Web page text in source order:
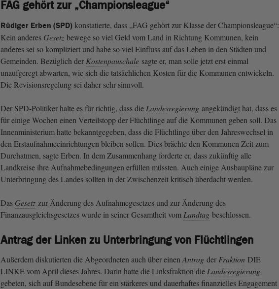
FAG gehört zur „Championsleague“
Rüdiger Erben (SPD) konstatierte, dass „FAG gehört zur Klasse der Championsleague“:
Kein anderes Gesetz bewege so viel Geld vom Land in Richtung Kommunen, kein
anderes sei so kompliziert und habe so viel Einfluss auf das Leben in den Städten und
Gemeinden. Bezüglich der Kostenpauschale sagte er, man solle jetzt erst einmal
unaufgeregt abwarten, wie sich die tatsächlichen Kosten für die Kommunen entwickeln.
Die Revisionsregelung sei daher sehr sinnvoll.
Der SPD-Politiker halte es für richtig, dass die Landesregierung angekündigt hat, dass es
für einige Wochen einen Verteilstopp der Flüchtlinge auf die Kommunen geben soll. Das
Innenministerium hatte bekanntgegeben, dass die Flüchtlinge über den Jahreswechsel in
den Erstaufnahmeeinrichtungen bleiben sollen. Dies brächte den Kommunen Zeit zum
Durchatmen, sagte Erben. In dem Zusammenhang forderte er, dass zukünftig alle
Landkreise ihre Aufnahmebedingungen erfüllen müssten. Auch einige Ausbaupläne zur
Unterbringung des Landes sollten in der Zwischenzeit kritisch überdacht werden.
Das Gesetz zur Änderung des Aufnahmegesetzes und zur Änderung des
Finanzausgleichsgesetzes wurde in seiner Gesamtheit vom Landtag beschlossen.
Antrag der Linken zu Unterbringung von Flüchtlingen
Außerdem diskutierten die Abgeordneten auch über einen Antrag der Fraktion DIE
LINKE vom April dieses Jahres. Darin hatte die Linksfraktion die Landesregierung
gebeten, sich auf Bundesebene für ein stärkeres und dauerhaftes finanzielles Engagement